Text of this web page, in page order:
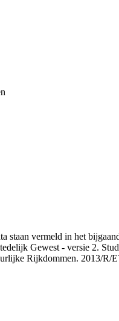
staan vermeld in het
Gewest - versie 2.
Rijkdommen. 2013/R/